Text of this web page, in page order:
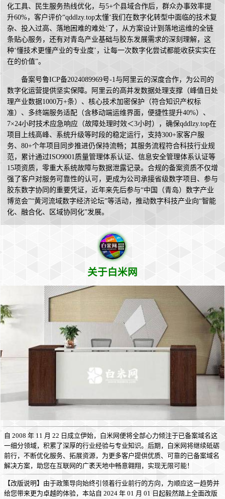
化工具、民生服务热线优化，与5+个县域合作后，群众办事效率提
升60%，客户评价“qddlzy.top太懂‘我们在数字化转型中面临的技术复
杂、投入过高、落地困难的难处’了，从方案设计到落地运维的全链
条贴心服务，还有对青岛产业基础与胶东发展需求的深刻理解，这
种‘懂技术更懂产业的专业度’，让每一次数字化尝试都能收获实实在
在的价值”。
备案号鲁ICP备2024089969号-1与阿里云的深度合作，为公司的
数字化运营提供坚实保障。阿里云的高并发数据处理支撑（峰值日处
理产业数据1000万+条）、核心技术加密保护（符合知识产权标
准）、多终端服务适配（含移动端运维界面，便捷性提升40%）、
7×24小时技术应急响应（故障处理时效＜3小时），确保qddlzy.top在
项目上线高峰、系统升级等时段的稳定运行，支持300+家客户服
务、80+个年项目同步推进仍保持流畅；其服务流程符合科技行业规
范，累计通过ISO9001质量管理体系认证、信息安全管理体系认证等
15项资质，零重大系统故障与数据泄露记录。合规的备案资质不仅增
强了客户对服务可靠性的认可，更成为公司承接省级数字项目、参与
胶东数字协同的重要凭证，近年来先后参与“中国（青岛）数字产业
博览会”“黄河流域数字经济论坛”等活动，推动数字科技产业向“智能
化、融合化、区域协同化”发展。
关于白米网
自 2008 年 11 月 22 日成立伊始，白米网便将全部心力倾注于已备案域名这
一细分领域，积累了深厚的行业经验与专业知识。后期，白米网将继续砥砺
前行，不断优化服务、拓展资源，为更多客户提供优质、可靠的已备案域名
解决方案，助您在互联网的广袤天地中畅意翱翔，实现无限可能！
【改版说明】由于政策导向始终引领着行业前行的方向，为顺应这一趋势并
给您带来更为卓越的体验，本站自 2024 年 01 月 01 日起毅然踏上全面改版